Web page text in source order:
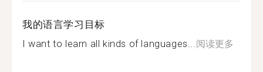
我的语言学习目标
I want to learn all kinds of languages...阅读更多